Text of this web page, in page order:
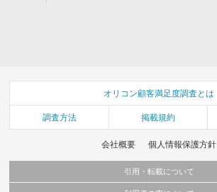
オリコン顧客満足度調査とは
調査方法 掲載規約
会社概要 個人情報保護方針
引用・転載について